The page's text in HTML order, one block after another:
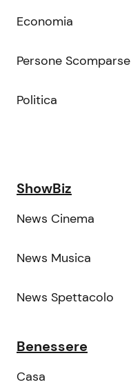
Economia
Persone Scomparse
Politica
ShowBiz
News Cinema
News Musica
News Spettacolo
Benessere
Casa